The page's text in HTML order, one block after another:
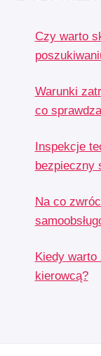
Czy warto
Warunki
co
Inspekcje
bezpieczny
Na co
Kiedy
kierowcą?